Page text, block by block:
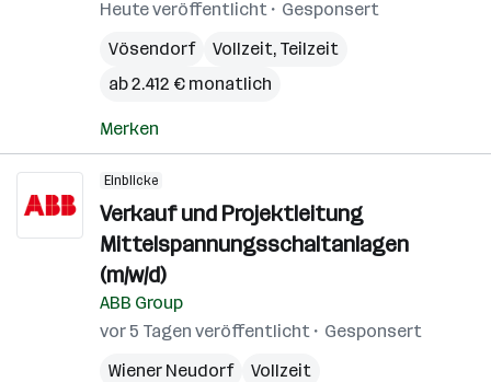
Heute veröffentlicht
Gesponsert
Vösendorf
Vollzeit, Teilzeit
ab 2.412 € monatlich
Merken
Einblicke
Verkauf und Projektleitung
Mittelspannungsschaltanlagen
(m/w/d)
ABB Group
vor 5 Tagen veröffentlicht
Gesponsert
Wiener Neudorf
Vollzeit